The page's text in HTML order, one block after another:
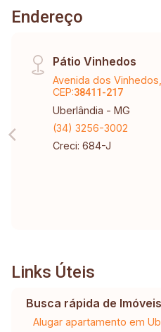
Endereço
Pátio Vinhedos
Avenida dos
CEP:38411-217
Uberlândia - MG
(34) 3256-3002
Creci: 684-J
Links Úteis
Busca rápida de Imóveis
Alugar apartamento em